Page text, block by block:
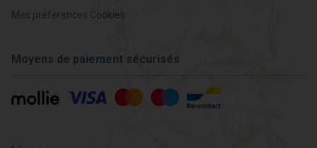
Mes préférences Cookies
Moyens de paiement sécurisés